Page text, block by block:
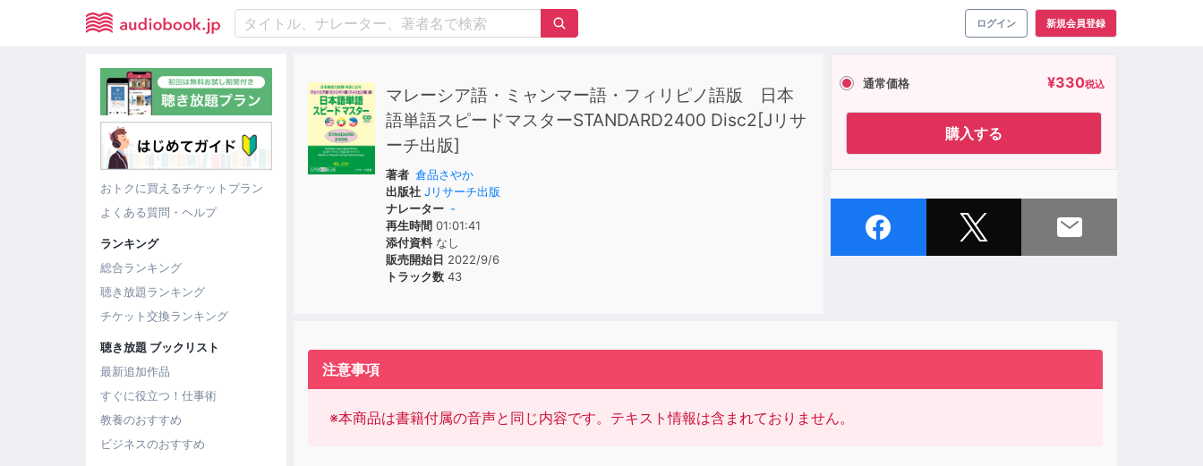
ログイン 新規会員登録
おトクに買えるチケットプラン
よくある質問・ヘルプ
ランキング
総合ランキング
聴き放題ランキング
チケット交換ランキング
聴き放題 ブックリスト
最新追加作品
すぐに役立つ！仕事術
教養のおすすめ
ビジネスのおすすめ
マレーシア語・ミャンマー語・フィリピノ語版 日本
語単語スピードマスターSTANDARD2400 Disc2[Jリサ
ーチ出版]
著者 倉品さやか
出版社 Jリサーチ出版
ナレーター -
再生時間 01:01:41
添付資料なし
販売開始日 2022/9/6
トラック数 43
通常価格 ¥330税込
購入する
注意事項
※本商品は書籍付属の音声と同じ内容です。テキスト情報は含まれておりません。